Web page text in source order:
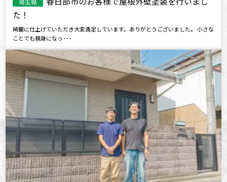
埼玉県
た！
綺麗に仕上げていただき大変満足しています。ありがとうございました。 小さな
ことでも親身になっ･･･